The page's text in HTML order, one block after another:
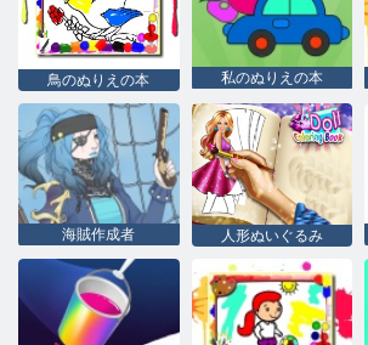
鳥のぬりえの本 私のぬりえの本
海賊作成者 人形ぬいぐるみ